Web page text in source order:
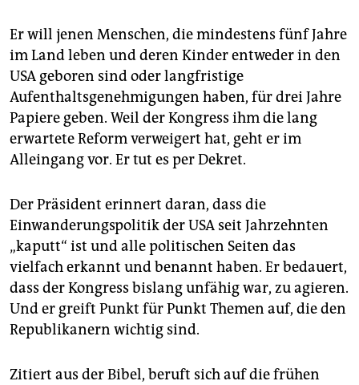
Er will jenen Menschen, die mindestens fünf Jahre
im Land leben und deren Kinder entweder in den
USA geboren sind oder langfristige
Aufenthaltsgenehmigungen haben, für drei Jahre
Papiere geben. Weil der Kongress ihm die lang
erwartete Reform verweigert hat, geht er im
Alleingang vor. Er tut es per Dekret.
Der Präsident erinnert daran, dass die
Einwanderungspolitik der USA seit Jahrzehnten
„kaputt“ ist und alle politischen Seiten das
vielfach erkannt und benannt haben. Er bedauert,
dass der Kongress bislang unfähig war, zu agieren.
Und er greift Punkt für Punkt Themen auf, die den
Republikanern wichtig sind.
Zitiert aus der Bibel, beruft sich auf die frühen